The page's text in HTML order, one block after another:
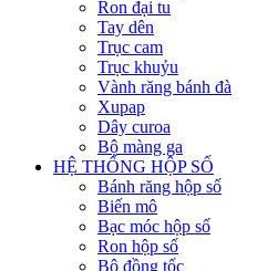
Ron đại tu
Tay dên
Trục cam
Trục khuỷu
Vành răng bánh đà
Xupap
Dây curoa
Bộ màng ga
HỆ THỐNG HỘP SỐ
Bánh răng hộp số
Biến mô
Bạc móc hộp số
Ron hộp số
Bộ đồng tốc